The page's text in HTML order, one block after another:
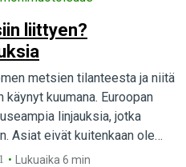
liittyen?
metsien tilanteesta ja niitä
kuumana. Euroopan
linjauksia, jotka
Asiat eivät kuitenkaan ole
– tässä vastaukset
Lukuaika 6 min